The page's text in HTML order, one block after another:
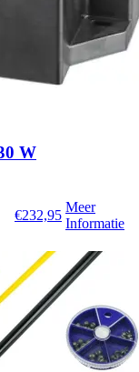
W
€232,95
Meer
Informatie